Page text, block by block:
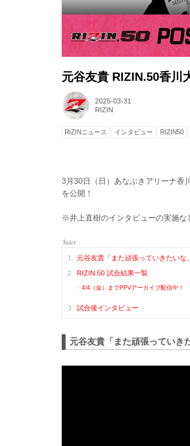
元谷友貴 RIZIN.50香
2025-03-31
RIZIN
RIZINニュース インタビュー RIZIN50
3月30日（日）あなぶきアリーナ香
を公開！
※井上直樹のインタビューの実施な
元谷友貴「また頑張っていきたいな
RIZIN.50 試合結果一覧
4/4（金）までPPVアーカイブ配信中！
試合後インタビュー
元谷友貴「また頑張っていき